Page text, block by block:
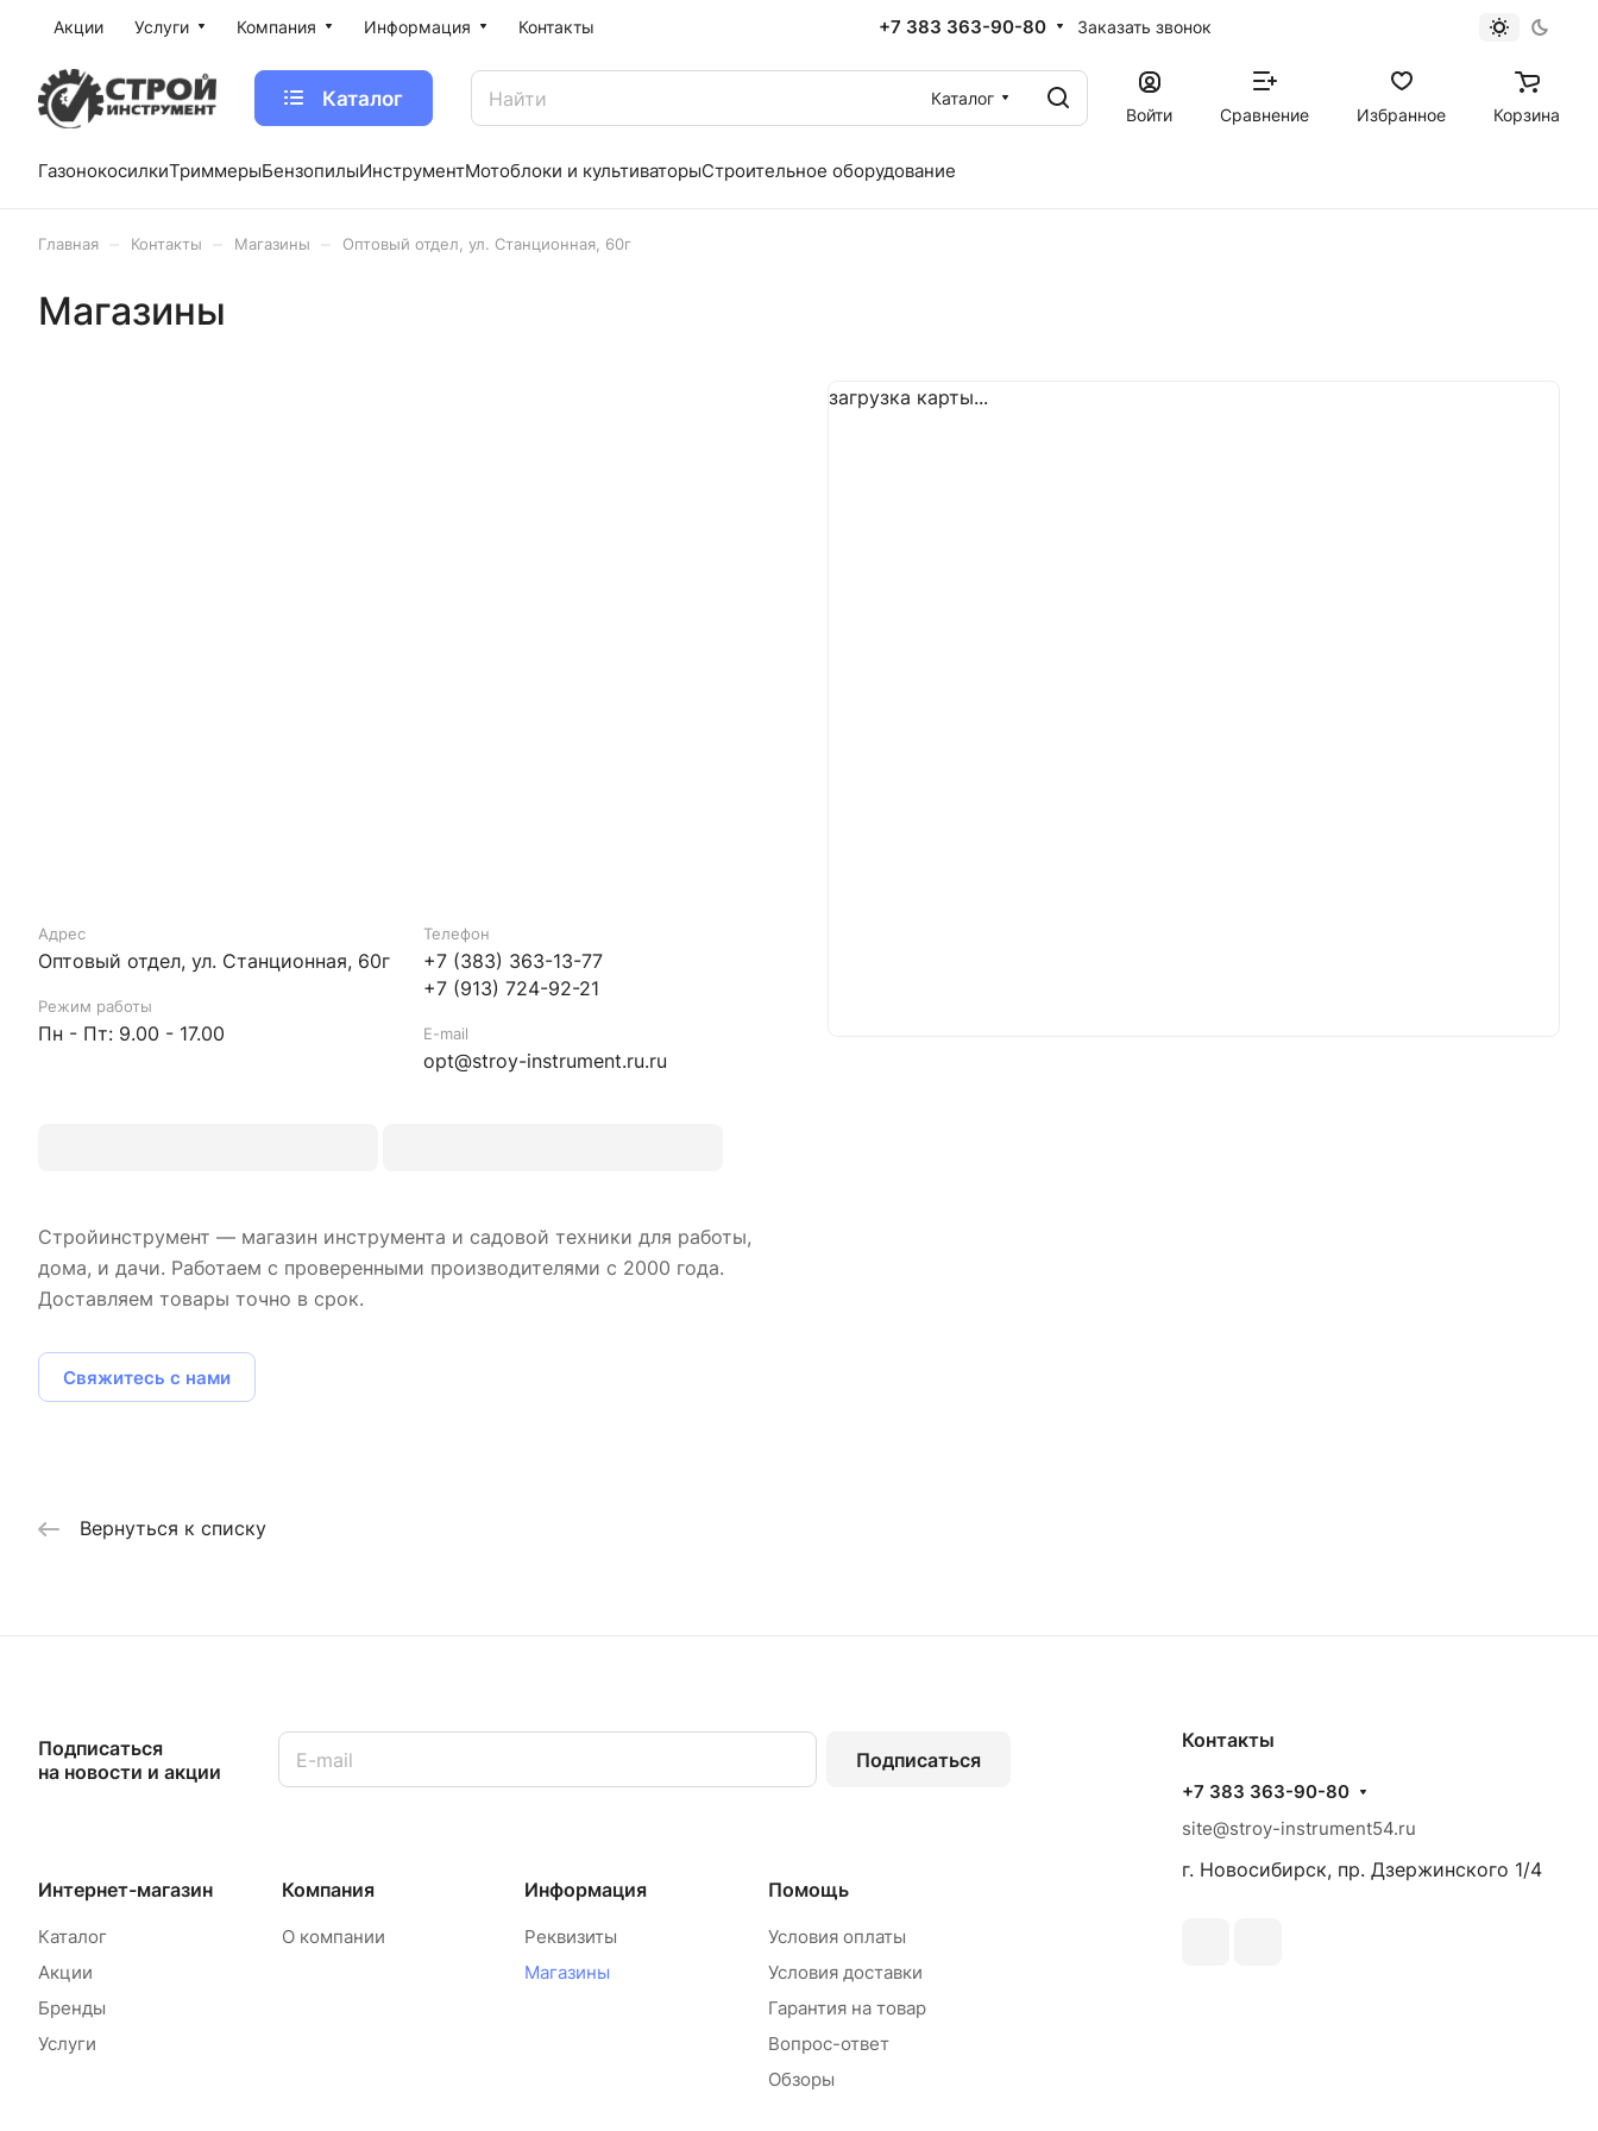
Акции Услуги Компания Информация Контакты +7 383 363-90-80 Заказать звонок
Каталог
Каталог
Войти
Сравнение Избранное Корзина
ГазонокосилкиТриммерыБензопилыИнструментМотоблоки и культиваторыСтроительное оборудование
Главная Контакты Магазины Оптовый отдел, ул. Станционная, 60г
Магазины
Адрес
Оптовый отдел, ул. Станционная, 60г
Режим работы
Пн - Пт: 9.00 - 17.00
Телефон
+7 (383) 363-13-77
+7 (913) 724-92-21
E-mail
opt@stroy-instrument.ru.ru
Стройинструмент — магазин инструмента и садовой техники для работы,
дома, и дачи. Работаем с проверенными производителями с 2000 года.
Доставляем товары точно в срок.
Свяжитесь с нами
загрузка карты...
Вернуться к списку
Подписаться
на новости и акции
Подписаться
Интернет-магазин
Каталог
Акции
Бренды
Услуги
Компания
О компании
Информация
Реквизиты
Магазины
Помощь
Условия оплаты
Условия доставки
Гарантия на товар
Вопрос-ответ
Обзоры
Контакты
+7 383 363-90-80
site@stroy-instrument54.ru
г. Новосибирск, пр. Дзержинского 1/4